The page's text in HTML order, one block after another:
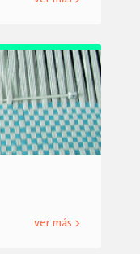
ver más >